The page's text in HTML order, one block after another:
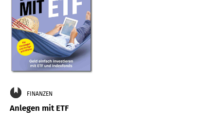
FINANZEN
Anlegen mit ETF